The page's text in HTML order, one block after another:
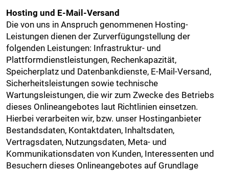
Hosting und E-Mail-Versand
Die von uns in Anspruch genommenen Hosting-
Leistungen dienen der Zurverfügungstellung der
folgenden Leistungen: Infrastruktur- und
Plattformdienstleistungen, Rechenkapazität,
Speicherplatz und Datenbankdienste, E-Mail-Versand,
Sicherheitsleistungen sowie technische
Wartungsleistungen, die wir zum Zwecke des Betriebs
dieses Onlineangebotes laut Richtlinien einsetzen.
Hierbei verarbeiten wir, bzw. unser Hostinganbieter
Bestandsdaten, Kontaktdaten, Inhaltsdaten,
Vertragsdaten, Nutzungsdaten, Meta- und
Kommunikationsdaten von Kunden, Interessenten und
Besuchern dieses Onlineangebotes auf Grundlage